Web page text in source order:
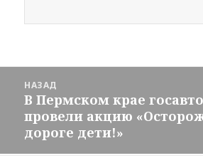
новостям
НАЗАД
Предыдущая
запись:
В Пермском крае
провели акцию
дороге дети!»